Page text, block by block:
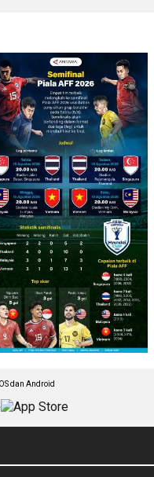
dan Android